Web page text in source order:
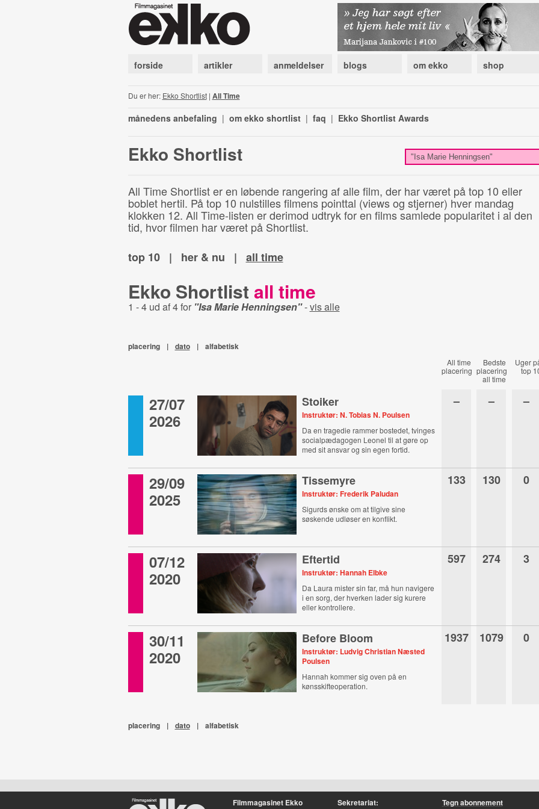
forside artikler anmeldelser blogs om ekko shop
Du er her: Ekko Shortlist| All Time
månedens anbefaling | om ekko shortlist | faq | Ekko Shortlist Awards
Ekko Shortlist
All Time Shortlist er en løbende rangering af alle film, der har været på top 10 eller
boblet hertil. På top 10 nulstilles filmens pointtal (views og stjerner) hver mandag
klokken 12. All Time-listen er derimod udtryk for en films samlede popularitet i al den
tid, hvor filmen har været på Shortlist.
top 10
| her & nu | all time
Ekko Shortlist all time
1 - 4 ud af 4 for "Isa Marie Henningsen"-vis alle
placering | dato | alfabetisk
All time
placering
Bedste
placering
all time
Uger
top
27/07
2026
Stoiker
Instruktør: N. Tobias N. Poulsen
Da en tragedie rammer bostedet, tvinges
socialpædagogen Leonel til at gøre op
med sit ansvar og sin egen fortid.
– – –
29/09
2025
Tissemyre
Instruktør: Frederik Paludan
Sigurds ønske om at tilgive sine
søskende udløser en konflikt.
133 130 0
07/12
2020
Eftertid
Instruktør: Hannah Elbke
Da Laura mister sin far, må hun navigere
i en sorg, der hverken lader sig kurere
eller kontrollere.
597 274 3
30/11
2020
Before Bloom
Instruktør: Ludvig Christian Næsted
Poulsen
Hannah kommer sig oven på en
kønsskifteoperation.
1937 1079 0
placering | dato | alfabetisk
Filmmagasinet Ekko Sekretariat:
Tegn abonnement